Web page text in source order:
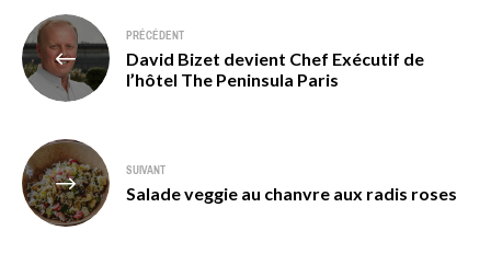
Navigation
de
l’article
PRÉCÉDENT
David Bizet devient Chef Exécutif de
l’hôtel The Peninsula Paris
SUIVANT
Salade veggie au chanvre aux radis roses